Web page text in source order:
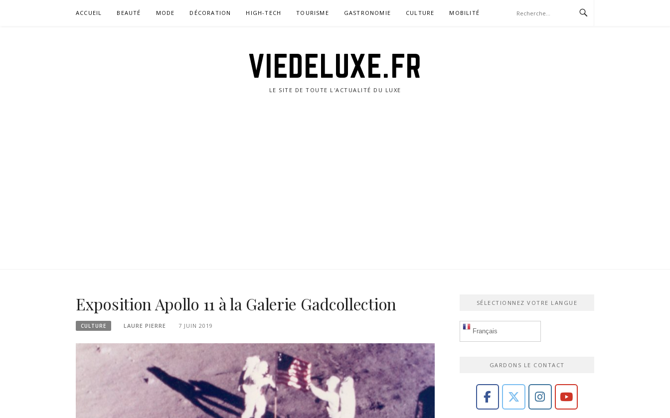
ACCUEIL BEAUTÉ MODE DÉCORATION HIGH-TECH TOURISME GASTRONOMIE CULTURE MOBILITÉ
VIEDELUXE.FR
LE SITE DE TOUTE L'ACTUALITÉ DU LUXE
Exposition Apollo 11 à la Galerie Gadcollection
CULTURE LAURE PIERRE 7 JUIN 2019
SÉLECTIONNEZ VOTRE LANGUE
Français
GARDONS LE CONTACT